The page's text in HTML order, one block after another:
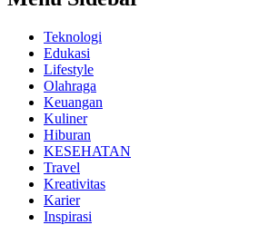
Teknologi
Edukasi
Lifestyle
Olahraga
Keuangan
Kuliner
Hiburan
KESEHATAN
Travel
Kreativitas
Karier
Inspirasi